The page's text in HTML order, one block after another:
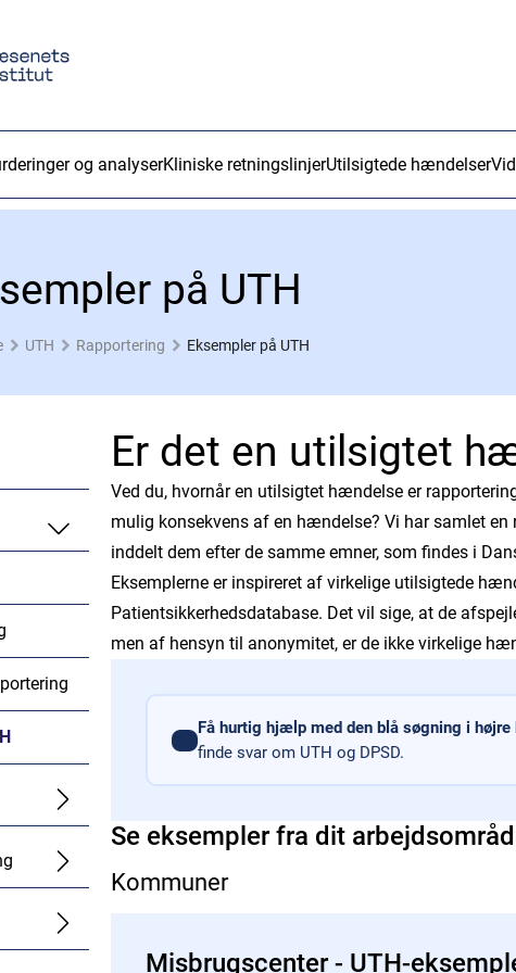
og analyserKliniske retningslinjerUtilsigtede hændelser
på UTH
UTH Rapportering Eksempler på UTH
Er det en utilsigtet
Ved du, hvornår en utilsigtet hændelse er
mulig konsekvens af en hændelse? Vi har samlet
inddelt dem efter de samme emner, som findes i
Eksemplerne er inspireret af virkelige utilsigtede
Patientsikkerhedsdatabase. Det vil sige, at de
men af hensyn til anonymitet, er de ikke virkelige
Få hurtig hjælp med den blå søgning i højre
finde svar om UTH og DPSD.
Se eksempler fra dit
Kommuner
Misbrugscenter - UTH-